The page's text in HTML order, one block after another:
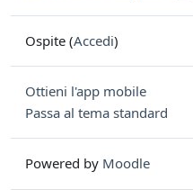
Ospite (Accedi)
Ottieni l'app mobile
Passa al tema standard
Powered by Moodle